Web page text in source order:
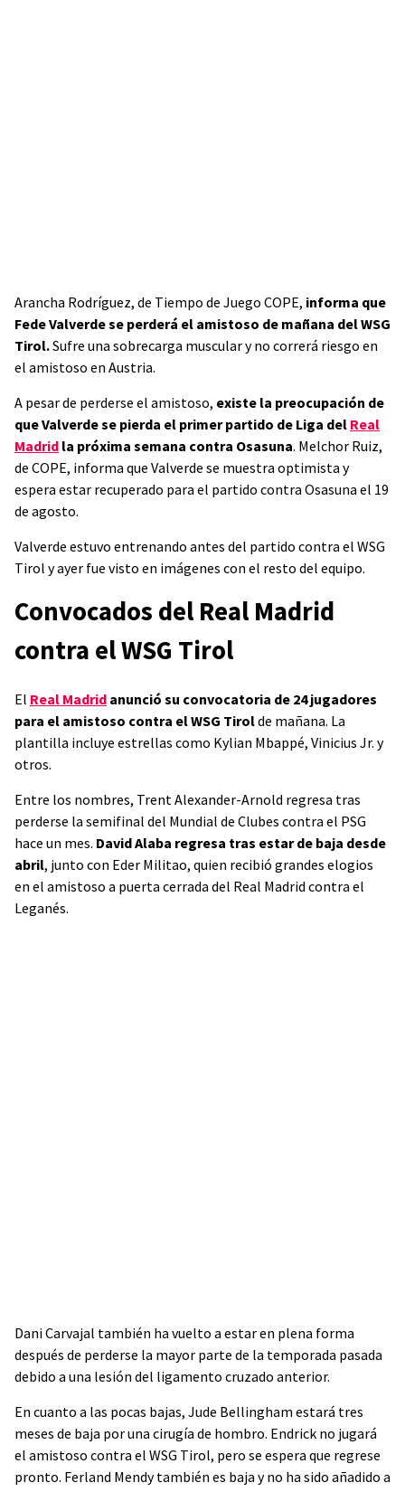
Arancha Rodríguez, de Tiempo de Juego COPE, informa que
Fede Valverde se perderá el amistoso de mañana del WSG
Tirol.Sufre una sobrecarga muscular y no correrá riesgo en
el amistoso en Austria.
A pesar de perderse el amistoso, existe la preocupación de
que Valverde se pierda el primer partido de Liga del Real
Madrid la próxima semana contra Osasuna. Melchor Ruiz,
de COPE, informa que Valverde se muestra optimista y
espera estar recuperado para el partido contra Osasuna el 19
de agosto.
Valverde estuvo entrenando antes del partido contra el WSG
Tirol y ayer fue visto en imágenes con el resto del equipo.
Convocados del Real Madrid
contra el WSG Tirol
El Real Madrid anunció su convocatoria de 24 jugadores
para el amistoso contra el WSG Tirolde mañana. La
plantilla incluye estrellas como Kylian Mbappé, Vinicius Jr. y
otros.
Entre los nombres, Trent Alexander-Arnold regresa tras
perderse la semifinal del Mundial de Clubes contra el PSG
hace un mes. David Alaba regresa tras estar de baja desde
abril, junto con Eder Militao, quien recibió grandes elogios
en el amistoso a puerta cerrada del Real Madrid contra el
Leganés.
Dani Carvajal también ha vuelto a estar en plena forma
después de perderse la mayor parte de la temporada pasada
debido a una lesión del ligamento cruzado anterior.
En cuanto a las pocas bajas, Jude Bellingham estará tres
meses de baja por una cirugía de hombro. Endrick no jugará
el amistoso contra el WSG Tirol, pero se espera que regrese
pronto. Ferland Mendy también es baja y no ha sido añadido a